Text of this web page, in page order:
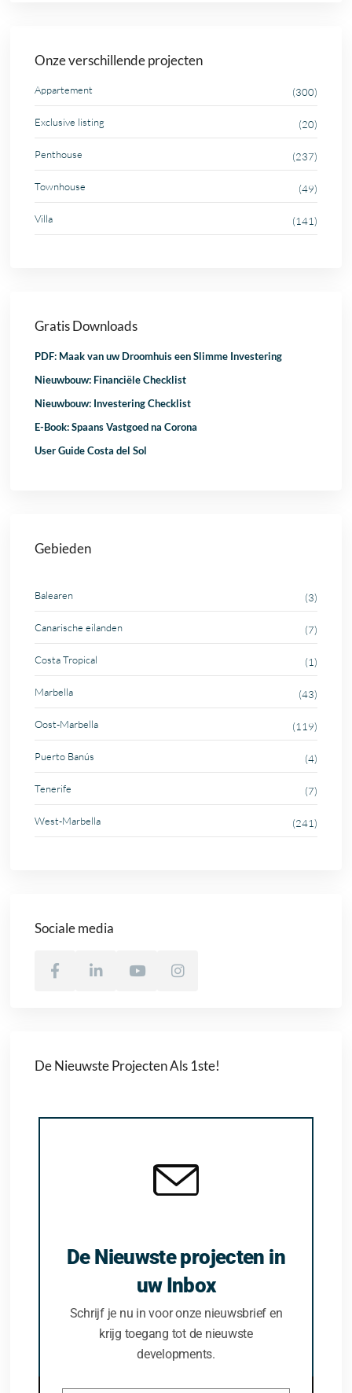
Onze verschillende projecten
Appartement (300)
Exclusive listing (20)
Penthouse (237)
Townhouse (49)
Villa (141)
Gratis Downloads
PDF: Maak van uw Droomhuis een Slimme Investering
Nieuwbouw: Financiële Checklist
Nieuwbouw: Investering Checklist
E-Book: Spaans Vastgoed na Corona
User Guide Costa del Sol
Gebieden
Balearen (3)
Canarische eilanden (7)
Costa Tropical (1)
Marbella (43)
Oost-Marbella (119)
Puerto Banús (4)
Tenerife (7)
West-Marbella (241)
Sociale media
De Nieuwste Projecten Als 1ste!
De Nieuwste projecten in
uw Inbox
Schrijf je nu in voor onze nieuwsbrief en
krijg toegang tot de nieuwste
developments.